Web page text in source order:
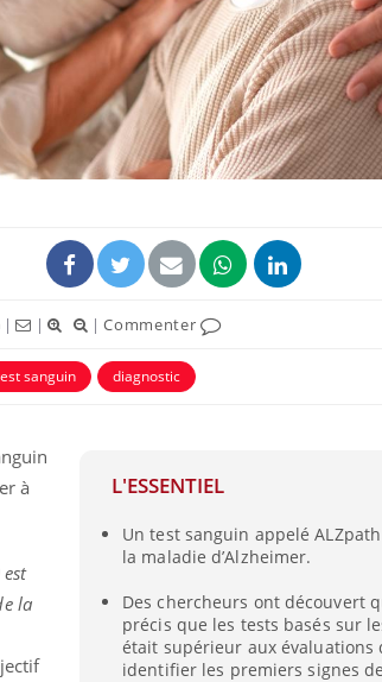
| | |Commenter
sanguin diagnostic
L'ESSENTIEL
Un test sanguin appelé
la maladie d’Alzheimer.
Des chercheurs ont découvert
précis que les tests basés sur
était supérieur aux
identifier les premiers signes
à
la
Mordue par une tique en
vacances, elle reste dans
le coma pendant 42 jours
en fer : comprendre pour
irritabilité, brouillard mental ou
alopécie… Les symptômes de la
en fer sont multiples ce qui la rend